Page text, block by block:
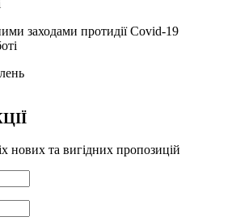
заходами протидії Covid-19
нових та вигідних пропозицій